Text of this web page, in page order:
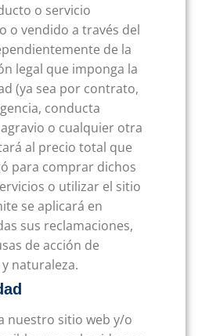
o servicio
o vendido a través del
de la
legal que imponga la
(ya sea por contrato,
conducta
o cualquier otra
al precio total que
para comprar dichos
o utilizar el sitio
se aplicará en
sus reclamaciones,
de acción de
naturaleza.
nuestro sitio web y/o